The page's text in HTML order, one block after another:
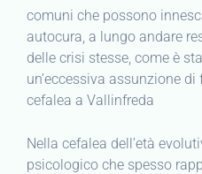
comuni che possono
autocura, a lungo andare
delle crisi stesse, come è
un’eccessiva assunzione
cefalea a Vallinfreda
Nella cefalea dell’età
psicologico che spesso